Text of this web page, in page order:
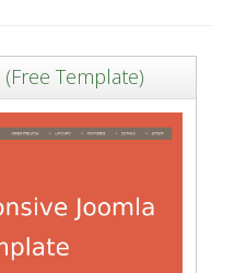
(Free Template)